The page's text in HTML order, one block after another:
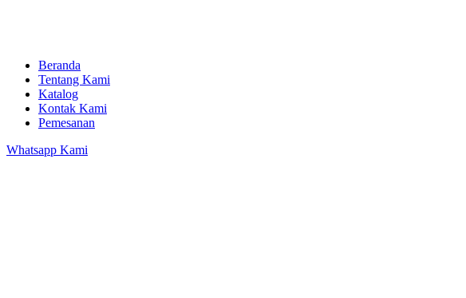
Beranda
Tentang Kami
Katalog
Kontak Kami
Pemesanan
Whatsapp Kami